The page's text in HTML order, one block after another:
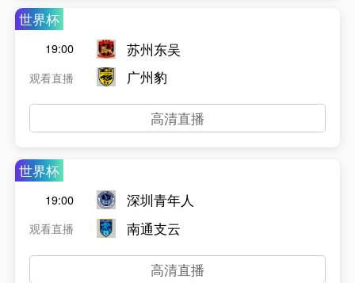
世界杯
19:00
观看直播
苏州东吴
广州豹
高清直播
世界杯
19:00
观看直播
深圳青年人
南通支云
高清直播